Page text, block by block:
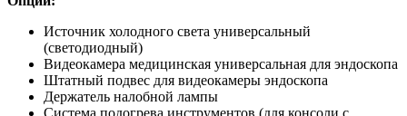
Источник холодного света универсальный
(светодиодный)
Видеокамера медицинская универсальная для эндоскопа
Штатный подвес для видеокамеры эндоскопа
Держатель налобной лампы